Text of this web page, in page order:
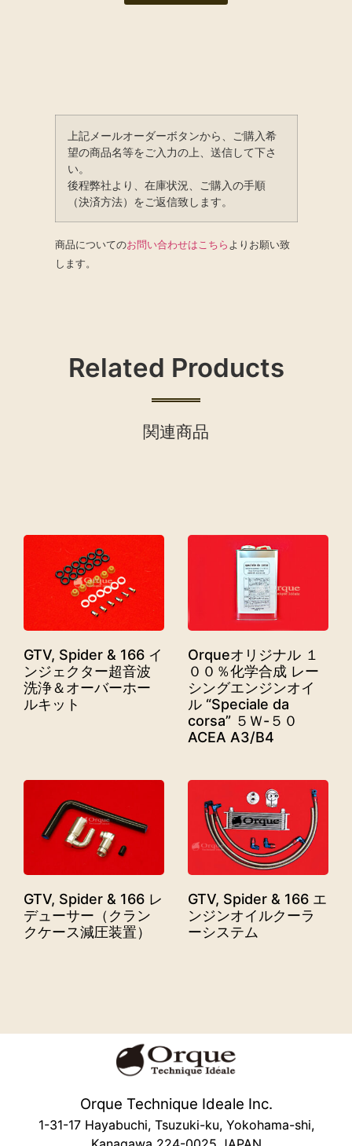
上記メールオーダーボタンから、ご購入希
望の商品名等をご入力の上、送信して下さ
い。
後程弊社より、在庫状況、ご購入の手順
（決済方法）をご返信致します。
商品についてのお問い合わせはこちらよりお願い致
します。
Related Products
関連商品
GTV, Spider & 166 イ
ンジェクター超音波
洗浄＆オーバーホー
ルキット
Orqueオリジナル １
００％化学合成 レー
シングエンジンオイ
ル “Speciale da
corsa” ５Ｗ-５０
ACEA A3/B4
GTV, Spider & 166 レ
デューサー（クラン
クケース減圧装置）
GTV, Spider & 166 エ
ンジンオイルクーラ
ーシステム
Orque Technique Ideale Inc.
1-31-17 Hayabuchi, Tsuzuki-ku, Yokohama-shi,